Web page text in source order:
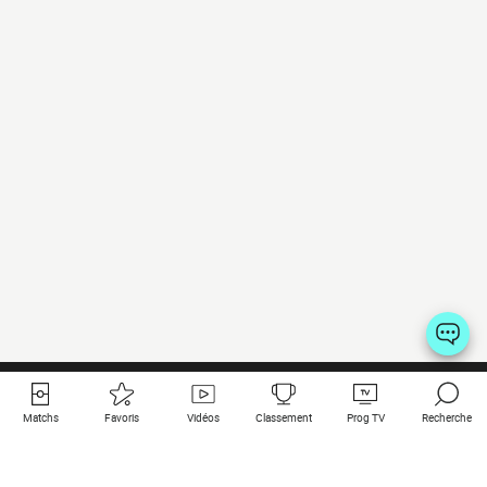
Matchs Favoris Vidéos Classement Prog TV Recherche